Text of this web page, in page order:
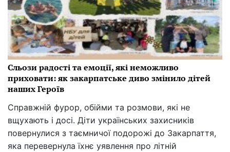
Сльози радості та емоції, які неможливо
приховати: як закарпатське диво змінило дітей
наших Героїв
Справжній фурор, обійми та розмови, які не
вщухають і досі. Діти українських захисників
повернулися з таємничої подорожі до Закарпаття,
яка перевернула їхнє уявлення про літній